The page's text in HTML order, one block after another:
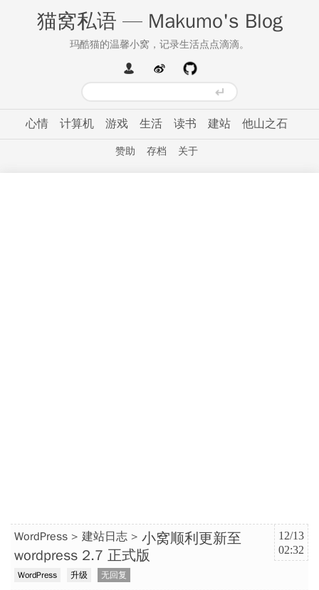
猫窝私语 — Makumo's Blog
玛酷猫的温馨小窝，记录生活点点滴滴。
心情 计算机 游戏 生活 读书 建站 他山之石
赞助 存档 关于
12/13
02:32
WordPress 建站日志
小窝顺利更新至
wordpress 2.7 正式版
WordPress 升级 无回复